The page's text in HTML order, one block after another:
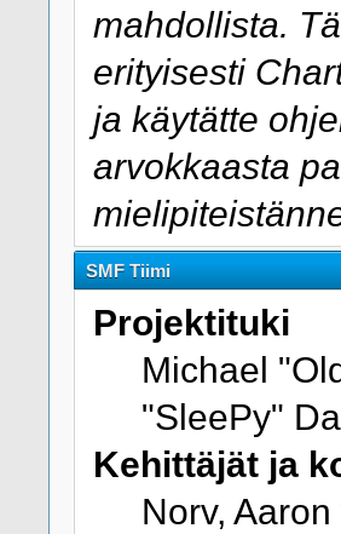
mahdollista.
erityisesti
ja käytätte
arvokkaasta
SMF Tiimi
Projektituki
Michael
"SleePy"
Kehittäjät ja
Norv,